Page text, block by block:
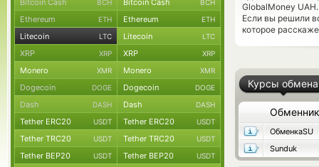
GlobalMoney
Если вы решили
которое
Курсы обмена
Обменник
ОбменкаSU
Sunduk
Bitcoin Cash BCH Bitcoin Cash BCH
Ethereum ETH Ethereum ETH
Litecoin LTC Litecoin LTC
XRP XRP XRP XRP
Monero XMR Monero XMR
Dogecoin DOGE Dogecoin DOGE
Dash DASH Dash DASH
Tether ERC20 USDT Tether ERC20 USDT
Tether TRC20 USDT Tether TRC20 USDT
Tether BEP20 USDT Tether BEP20 USDT